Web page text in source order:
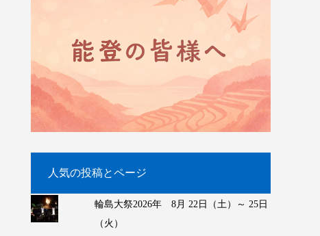
人気の投稿とページ
輪島大祭2026年 8月 22日（土）～ 25日
（火）